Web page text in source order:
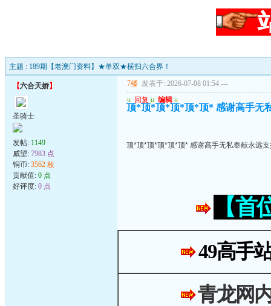
主题 : 189期【老澳门资料】★单双★横扫六合界！
【六合天娇】
圣骑士
发帖: 1149
威望: 7983 点
铜币: 3562 枚
贡献值: 0 点
好评度: 0 点
7楼 发表于: 2026-07-08 01:54 ---
u 回复 u 编辑 u
顶*顶*顶*顶*顶*顶* 感谢高手无
顶*顶*顶*顶*顶*顶* 感谢高手无私奉献永远
【
49高手
青龙网